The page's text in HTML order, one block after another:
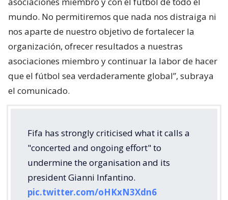
mundo. No permitiremos que nada nos distraiga ni
nos aparte de nuestro objetivo de fortalecer la
organización, ofrecer resultados a nuestras
asociaciones miembro y continuar la labor de hacer
que el fútbol sea verdaderamente global”, subraya
el comunicado.
Fifa has strongly criticised what it calls a
"concerted and ongoing effort" to
undermine the organisation and its
president Gianni Infantino.
pic.twitter.com/oHKxN3Xdn6